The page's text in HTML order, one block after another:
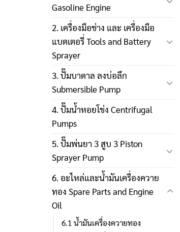
Gasoline Engine
2. เครื่องมือช่าง และ เครื่องมือ
แบตเตอรี่ Tools and Battery
Sprayer
3. ปั๊มบาดาล ลงบ่อลึก
Submersible Pump
4. ปั๊มน้ำหอยโข่ง Centrifugal
Pumps
5. ปั๊มพ่นยา 3 สูบ 3 Piston
Sprayer Pump
6. อะไหล่และน้ำมันเครื่องควาย
ทอง Spare Parts and Engine
Oil
6.1 น้ำมันเครื่องควายทอง